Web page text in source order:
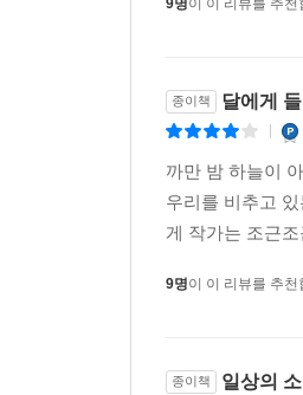
올라가다 저도 모르
사람들로 인해 조금
보듬어주는 작가의
네가 미래에 어떤
선하고 쓸모 있는
그렇게 해서 나는
9명이 이 리뷰를 추천
종이책 달에게
까만 밤 하늘이
우리를 비추고
게 작가는 조근
9명이 이 리뷰를 추천
종이책 일상의